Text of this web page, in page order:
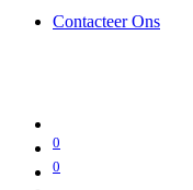
Contacteer Ons
0
0